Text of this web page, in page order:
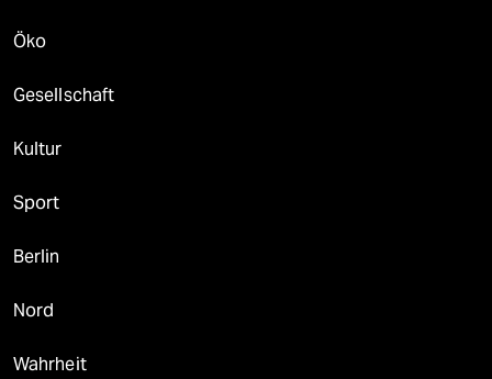
Öko
Gesellschaft
Kultur
Sport
Berlin
Nord
Wahrheit